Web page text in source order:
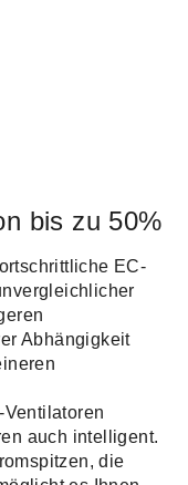
bis zu 50%
EC-
Abhängigkeit
auch intelligent.
die